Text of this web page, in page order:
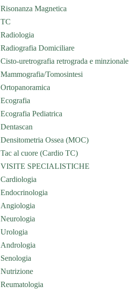
Risonanza Magnetica
TC
Radiologia
Radiografia Domiciliare
Cisto-uretrografia retrograda e minzionale
Mammografia/Tomosintesi
Ortopanoramica
Ecografia
Ecografia Pediatrica
Dentascan
Densitometria Ossea (MOC)
Tac al cuore (Cardio TC)
VISITE SPECIALISTICHE
Cardiologia
Endocrinologia
Angiologia
Neurologia
Urologia
Andrologia
Senologia
Nutrizione
Reumatologia